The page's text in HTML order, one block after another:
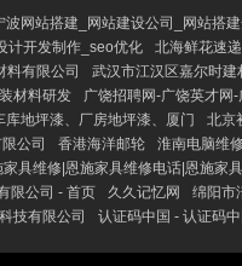
波网站搭建_网站建设公司_网站搭
计开发制作_seo优化 北海鲜花速
料有限公司 武汉市江汉区嘉尔时建
材料研发 广饶招聘网-广饶英才网-
地坪漆、厂房地坪漆、厦门 北京
公司 香港海洋邮轮
淮南电脑维
家具维修|恩施家具维修电话|恩施家
限公司 - 首页 久久记忆网 绵阳市
技有限公司 认证码中国 - 认证码